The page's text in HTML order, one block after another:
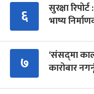
६
सुरक्षा
भाष्य
७
‘संसद्‍मा
कारोबार